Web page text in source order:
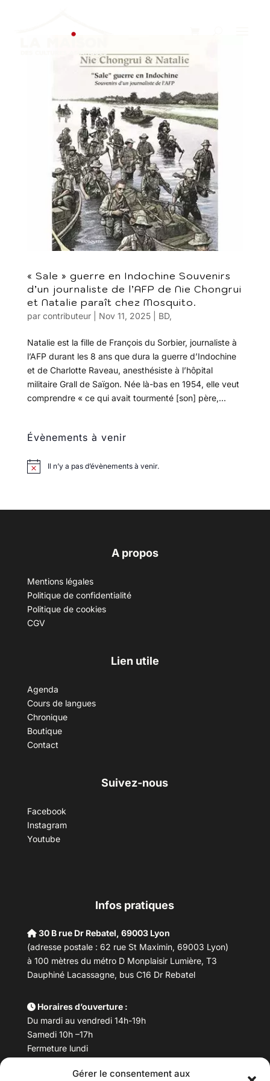
Gérer le consentement aux
« Sale » guerre en Indochine Souvenirs
d’un journaliste de l’AFP de Nie Chongrui
et Natalie paraît chez Mosquito.
par contributeur| Nov 11, 2025| BD,
Natalie est la fille de François du Sorbier, journaliste à
l’AFP durant les 8 ans que dura la guerre d’Indochine
et de Charlotte Raveau, anesthésiste à l’hôpital
militaire Grall de Saïgon. Née là-bas en 1954, elle veut
comprendre « ce qui avait tourmenté [son] père,...
Évènements à venir
Il n’y a pas d’évènements à venir.
A propos
Mentions légales
Politique de confidentialité
Politique de cookies
CGV
Lien utile
Agenda
Cours de langues
Chronique
Boutique
Contact
Suivez-nous
Facebook
Instagram
Youtube
Infos pratiques
30 B rue Dr Rebatel, 69003 Lyon
(adresse postale : 62 rue St Maximin, 69003 Lyon)
à 100 mètres du métro D Monplaisir Lumière, T3
Dauphiné Lacassagne, bus C16 Dr Rebatel
Horaires d’ouverture :
Du mardi au vendredi 14h-19h
Samedi 10h –17h
Fermeture lundi